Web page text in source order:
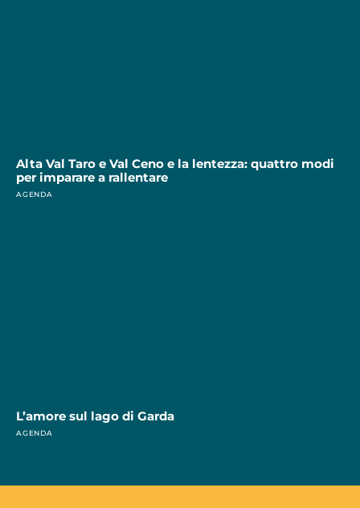
Alta Val Taro e Val Ceno e la lentezza: quattro modi
per imparare a rallentare
AGENDA
L’amore sul lago di Garda
AGENDA